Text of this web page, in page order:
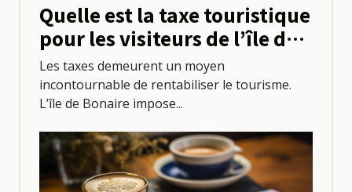
Quelle est la taxe touristique
pour les visiteurs de l’île de
Bonaire ?
Les taxes demeurent un moyen
incontournable de rentabiliser le tourisme.
L’île de Bonaire impose...